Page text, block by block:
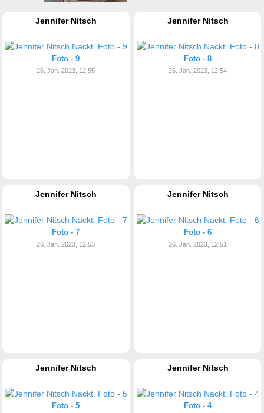
Jennifer Nitsch
Foto - 9
26. Jan. 2023, 12:55
Jennifer Nitsch
Foto - 8
26. Jan. 2023, 12:54
Jennifer Nitsch
Foto - 7
26. Jan. 2023, 12:53
Jennifer Nitsch
Foto - 6
26. Jan. 2023, 12:51
Jennifer Nitsch
Foto - 5
Jennifer Nitsch
Foto - 4